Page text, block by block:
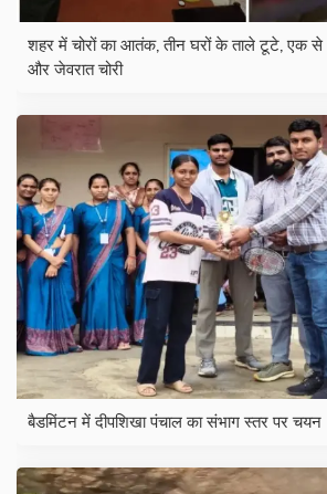
शहर में चोरों का आतंक, तीन घरों के ताले टूटे, एक
और जेवरात चोरी
बैडमिंटन में दीपशिखा पंचाल का संभाग स्तर पर चयन